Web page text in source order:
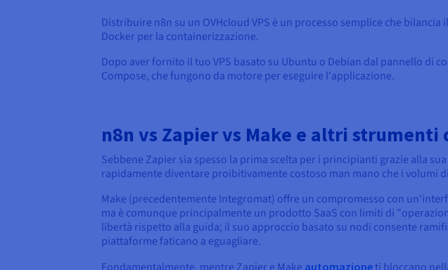
Distribuire n8n su un OVHcloud VPS è un processo semplice che
Docker per la containerizzazione.
Dopo aver fornito il tuo VPS basato su Ubuntu o Debian dal pannello di
Compose, che fungono da motore per eseguire l'applicazione.
n8n vs Zapier vs Make e altri
Sebbene Zapier sia spesso la prima scelta per i principianti grazie alla
rapidamente diventare proibitivamente costoso man mano che i volumi
Make (precedentemente Integromat) offre un compromesso con
ma è comunque principalmente un prodotto SaaS con limiti di
libertà rispetto alla guida; il suo approccio basato su nodi consente
piattaforme faticano a eguagliare.
automazione